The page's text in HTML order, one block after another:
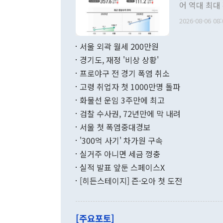
관의 무리한
다. [정동영 통일부 장관이 지난달 23일 오후 서울 종로구 정부서울청사에
무너졌다고
함께 4자 대
"우리의 선
관은 업무
어 역대 최
료=한국은행] 한국은행이 6일 발표한 '2026년 6월 국제수지(잠정)'
며 월간 기
196.9% 급
수출은
기록했지만
로 전환됐다.
는 배당수입
2026-08-06
서울 외곽 월세 200만원
경기도, 재정 '비상 상황'
프로야구 전 경기 폭염 취소
고령 취업자 첫 1000만명 돌파
화물선 운임 3주만에 최고
검찰 수사권, 72년만에 막 내려
서울 첫 폭염중대경보
'300억 사기' 차가원 구속
실거주 아니면 세금 껑충
실적 발표 앞둔 스페이스X
[히든스테이지] 즌·오아 첫 도전
[주요포토]